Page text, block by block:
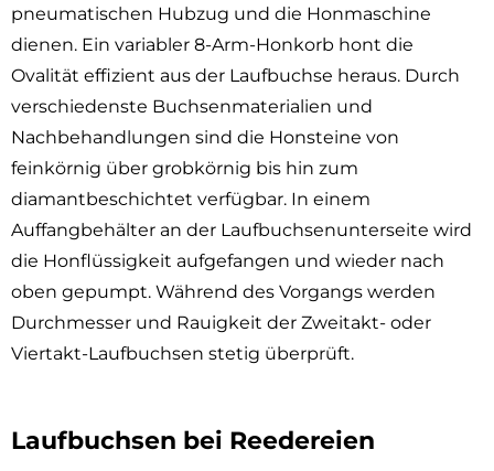
pneumatischen Hubzug und die Honmaschine
dienen. Ein variabler 8-Arm-Honkorb hont die
Ovalität effizient aus der Laufbuchse heraus. Durch
verschiedenste Buchsenmaterialien und
Nachbehandlungen sind die Honsteine von
feinkörnig über grobkörnig bis hin zum
diamantbeschichtet verfügbar. In einem
Auffangbehälter an der Laufbuchsenunterseite wird
die Honflüssigkeit aufgefangen und wieder nach
oben gepumpt. Während des Vorgangs werden
Durchmesser und Rauigkeit der Zweitakt- oder
Viertakt-Laufbuchsen stetig überprüft.
Laufbuchsen bei Reedereien